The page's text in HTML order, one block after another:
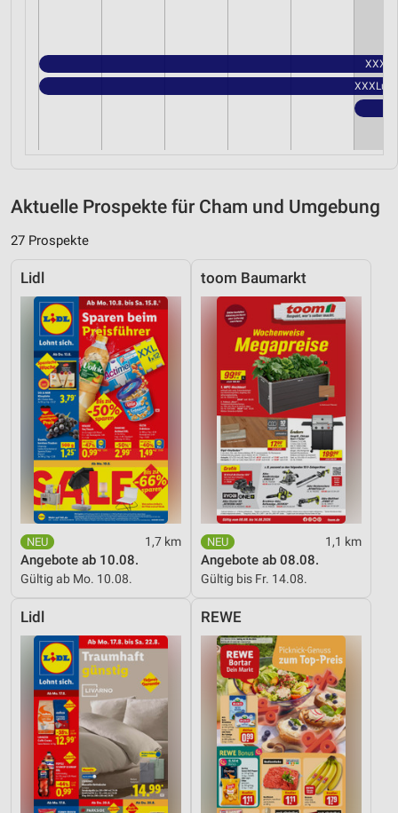
XXXLutz
Aktuelle Prospekte für Cham und Umgebung
27 Prospekte
Lidl
1,7 km
Angebote ab 10.08.
Gültig ab Mo. 10.08.
toom Baumarkt
1,1 km
Angebote ab 08.08.
Gültig bis Fr. 14.08.
Lidl REWE